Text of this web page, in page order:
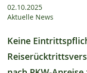
02.10.2025
Aktuelle News
Keine